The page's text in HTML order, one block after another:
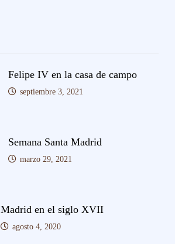
Felipe IV en la casa de campo
septiembre 3, 2021
Semana Santa Madrid
marzo 29, 2021
Madrid en el siglo XVII
agosto 4, 2020